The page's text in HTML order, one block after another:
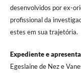
desenvolvidos por ex-
profissional da
estes em sua trajetória.
Expediente e
Egeslaine de Nez e